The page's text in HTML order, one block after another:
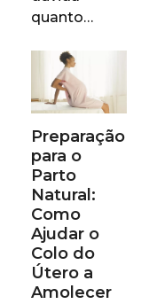
quanto…
Preparação
para o
Parto
Natural:
Como
Ajudar o
Colo do
Útero a
Amolecer